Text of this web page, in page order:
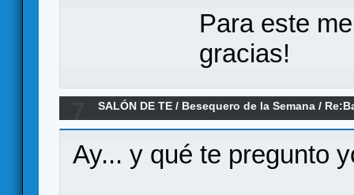
Para este
gracias!
SALÓN DE TE / Besequero de la Semana /
calamar
Ay... y qué te pregunto